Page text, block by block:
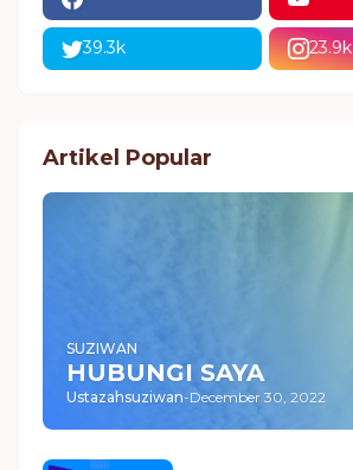
39.3k 23.9k
Artikel Popular
SUZIWAN
HUBUNGI SAYA
Ustazahsuziwan-December 30, 2022